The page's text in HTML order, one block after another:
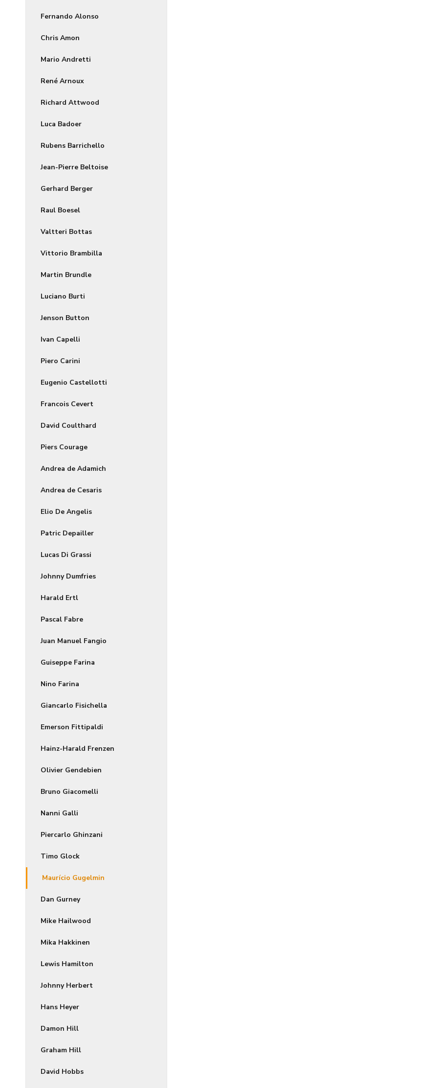
Fernando Alonso
Chris Amon
Mario Andretti
René Arnoux
Richard Attwood
Luca Badoer
Rubens Barrichello
Jean-Pierre Beltoise
Gerhard Berger
Raul Boesel
Valtteri Bottas
Vittorio Brambilla
Martin Brundle
Luciano Burti
Jenson Button
Ivan Capelli
Piero Carini
Eugenio Castellotti
Francois Cevert
David Coulthard
Piers Courage
Andrea de Adamich
Andrea de Cesaris
Elio De Angelis
Patric Depailler
Lucas Di Grassi
Johnny Dumfries
Harald Ertl
Pascal Fabre
Juan Manuel Fangio
Guiseppe Farina
Nino Farina
Giancarlo Fisichella
Emerson Fittipaldi
Hainz-Harald Frenzen
Olivier Gendebien
Bruno Giacomelli
Nanni Galli
Piercarlo Ghinzani
Timo Glock
Maurício Gugelmin
Dan Gurney
Mike Hailwood
Mika Hakkinen
Lewis Hamilton
Johnny Herbert
Hans Heyer
Damon Hill
Graham Hill
David Hobbs